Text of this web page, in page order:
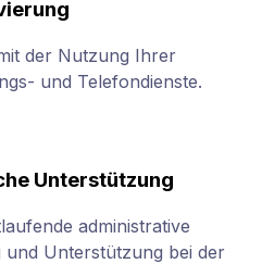
der Nutzung Ihrer
und Telefondienste.
Unterstützung
administrative
Unterstützung bei der